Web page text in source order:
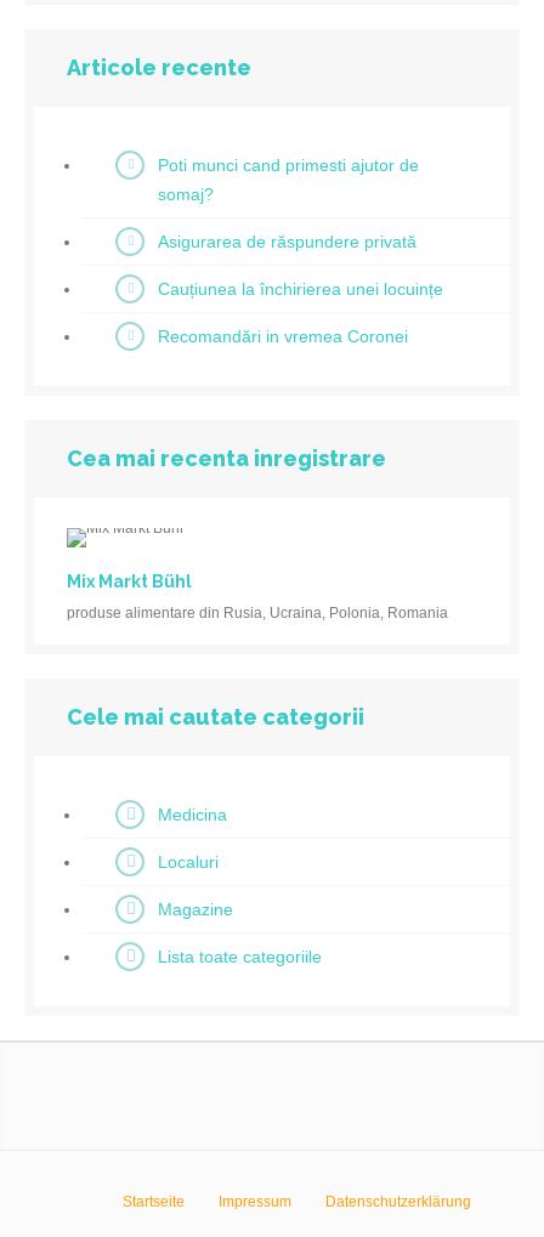
Articole recente
Poti munci cand primesti ajutor de
somaj?
Asigurarea de răspundere privată
Cauțiunea la închirierea unei locuințe
Recomandări in vremea Coronei
Cea mai recenta inregistrare
Mix Markt Bühl
produse alimentare din Rusia, Ucraina, Polonia, Romania
Cele mai cautate categorii
Medicina
Localuri
Magazine
Lista toate categoriile
Startseite Impressum Datenschutzerklärung